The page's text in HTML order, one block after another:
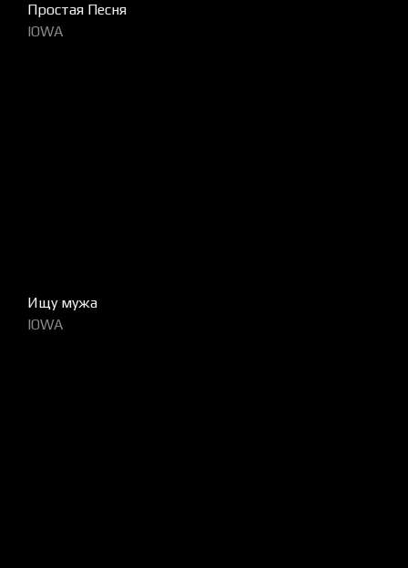
Простая Песня
IOWA
Ищу мужа
IOWA